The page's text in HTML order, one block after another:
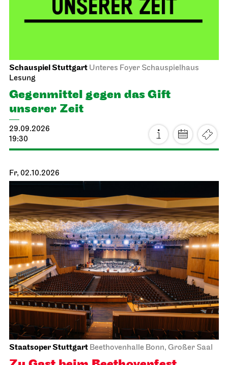
Schauspiel Stuttgart Unteres Foyer Schauspielhaus
Lesung
Gegen­mittel gegen das Gift
unserer Zeit
29.09.2026
19:30
Fr, 02.10.2026
Staatsoper Stuttgart Beethovenhalle Bonn, Großer Saal